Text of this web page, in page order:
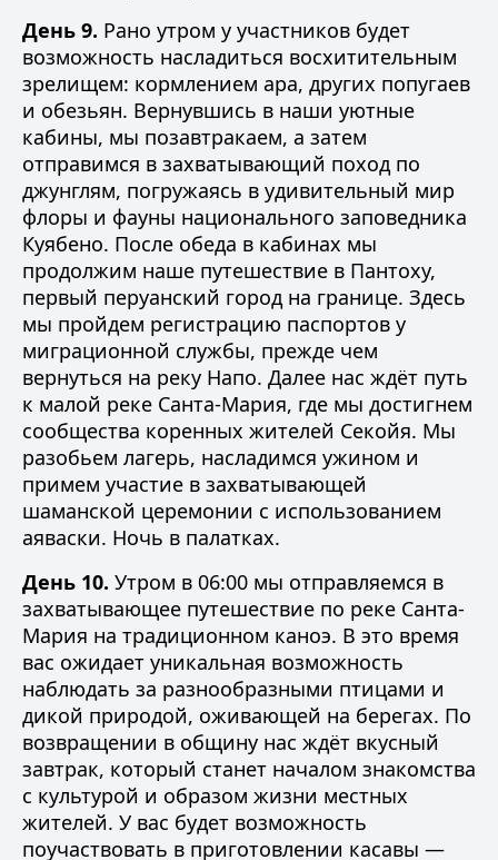
День 9. Рано утром у участников будет
возможность насладиться восхитительным
зрелищем: кормлением ара, других попугаев
и обезьян. Вернувшись в наши уютные
кабины, мы позавтракаем, а затем
отправимся в захватывающий поход по
джунглям, погружаясь в удивительный мир
флоры и фауны национального заповедника
Куябено. После обеда в кабинах мы
продолжим наше путешествие в Пантоху,
первый перуанский город на границе. Здесь
мы пройдем регистрацию паспортов у
миграционной службы, прежде чем
вернуться на реку Напо. Далее нас ждёт путь
к малой реке Санта-Мария, где мы достигнем
сообщества коренных жителей Секойя. Мы
разобьем лагерь, насладимся ужином и
примем участие в захватывающей
шаманской церемонии с использованием
аяваски. Ночь в палатках.
День 10. Утром в 06:00 мы отправляемся в
захватывающее путешествие по реке Санта-
Мария на традиционном каноэ. В это время
вас ожидает уникальная возможность
наблюдать за разнообразными птицами и
дикой природой, оживающей на берегах. По
возвращении в общину нас ждёт вкусный
завтрак, который станет началом знакомства
с культурой и образом жизни местных
жителей. У вас будет возможность
поучаствовать в приготовлении касавы —